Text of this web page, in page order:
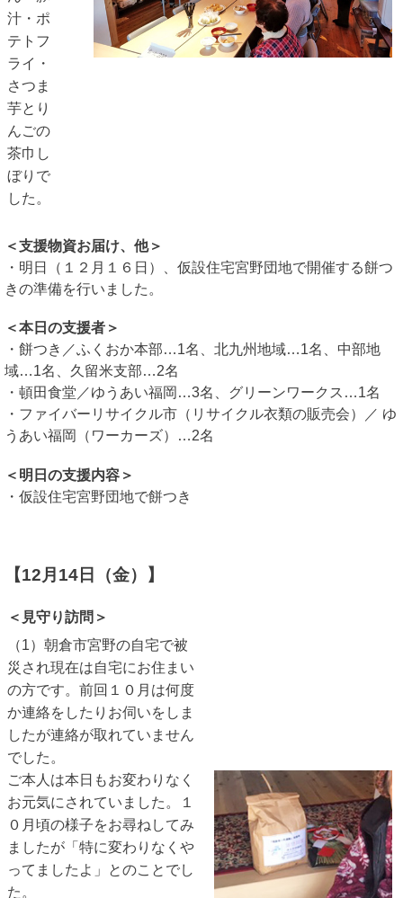
汁・ポ
テトフ
ライ・
さつま
芋とり
んごの
茶巾し
ぼりで
した。
＜支援物資お届け、他＞
・明日（１２月１６日）、仮設住宅宮野団地で開催する餅つ
きの準備を行いました。
＜本日の支援者＞
・餅つき／ふくおか本部…1名、北九州地域…1名、中部地
域…1名、久留米支部…2名
・頓田食堂／ゆうあい福岡…3名、グリーンワークス…1名
・ファイバーリサイクル市（リサイクル衣類の販売会）／ ゆ
うあい福岡（ワーカーズ）…2名
＜明日の支援内容＞
・仮設住宅宮野団地で餅つき
【12月14日（金）】
＜見守り訪問＞
（1）朝倉市宮野の自宅で被
災され現在は自宅にお住まい
の方です。前回１０月は何度
か連絡をしたりお伺いをしま
したが連絡が取れていません
でした。
ご本人は本日もお変わりなく
お元気にされていました。１
０月頃の様子をお尋ねしてみ
ましたが「特に変わりなくや
ってましたよ」とのことでし
た。